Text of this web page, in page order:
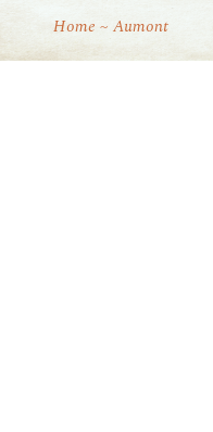
Home Aumont